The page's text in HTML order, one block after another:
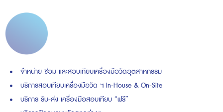
จำหน่าย ซ่อม และสอบเทียบเครื่องมือวัดอุตสาหกรรม
บริการสอบเทียบเครื่องมือวัด ฯ In-House & On-Site
บริการ รับ-ส่ง เครื่องมือสอบเทียบ “ฟรี”